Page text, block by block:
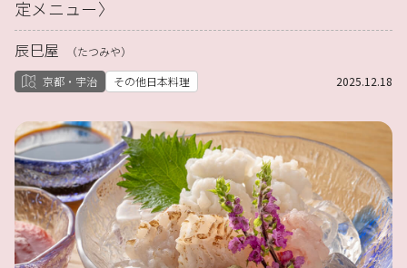
定メニュー〉
辰巳屋
（たつみや）
京都・宇治
その他日本料理 2025.12.18